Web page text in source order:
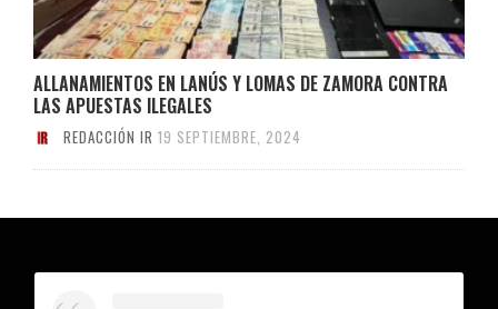
ALLANAMIENTOS EN LANÚS Y LOMAS DE ZAMORA CONTRA
LAS APUESTAS ILEGALES
REDACCIÓN IR 19 SEPTIEMBRE, 2024